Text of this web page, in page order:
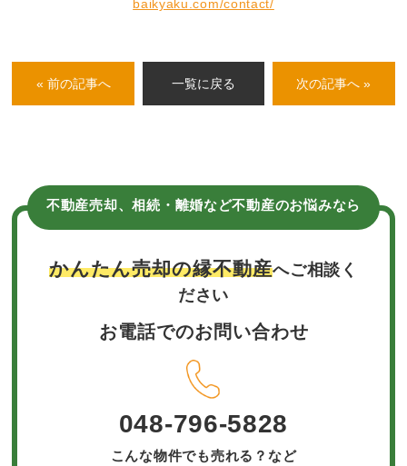
baikyaku.com/contact/
« 前の記事へ 一覧に戻る 次の記事へ »
不動産売却、相続・離婚など不動産のお悩みなら
かんたん売却の縁不動産へご相談く
ださい
お電話でのお問い合わせ
048-796-5828
こんな物件でも売れる？など